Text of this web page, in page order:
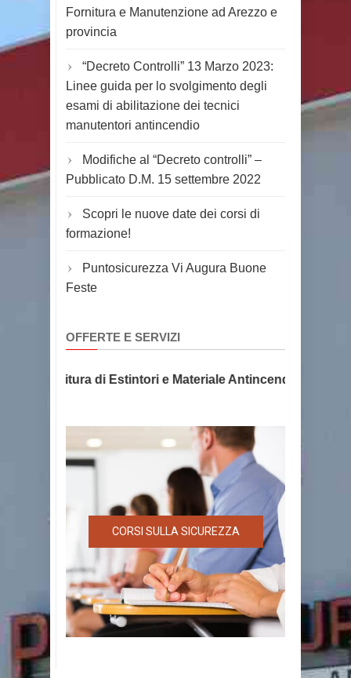
Fornitura e Manutenzione ad Arezzo e
provincia
“Decreto Controlli” 13 Marzo 2023:
Linee guida per lo svolgimento degli
esami di abilitazione dei tecnici
manutentori antincendio
Modifiche al “Decreto controlli” –
Pubblicato D.M. 15 settembre 2022
Scopri le nuove date dei corsi di
formazione!
Puntosicurezza Vi Augura Buone
Feste
OFFERTE E SERVIZI
e Fornitura di Estintori e Materiale Antincendio, la
CORSI SULLA SICUREZZA